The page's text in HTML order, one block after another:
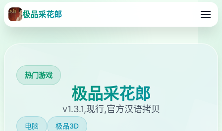
极品采花郎
热门游戏
极品采花郎
v1.3.1,现行,官方汉语拷贝
电脑 极品3D